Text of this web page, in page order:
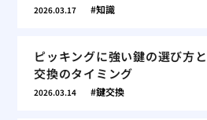
2026.03.17 知識
ピッキングに強い鍵の選び方と
交換のタイミング
2026.03.14 鍵交換